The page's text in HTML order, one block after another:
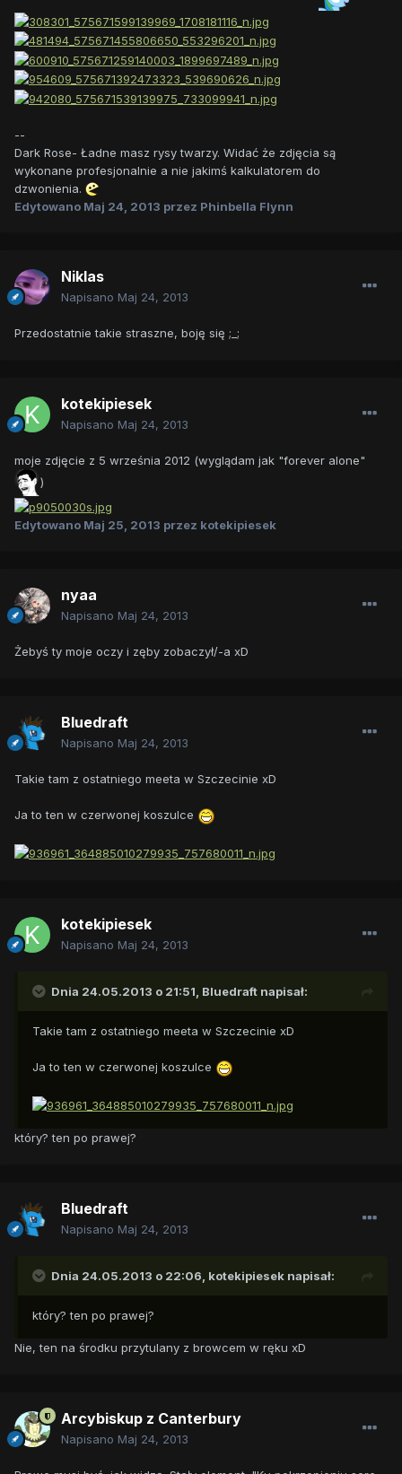
--
Dark Rose- Ładne masz rysy twarzy. Widać że zdjęcia są
wykonane profesjonalnie a nie jakimś kalkulatorem do
dzwonienia.
Edytowano Maj 24, 2013 przez Phinbella Flynn
Niklas
Napisano Maj 24, 2013
Przedostatnie takie straszne, boję się ;_;
kotekipiesek
Napisano Maj 24, 2013
moje zdjęcie z 5 września 2012 (wyglądam jak "forever alone"
)
Edytowano Maj 25, 2013 przez kotekipiesek
nyaa
Napisano Maj 24, 2013
Żebyś ty moje oczy i zęby zobaczył/-a xD
Bluedraft
Napisano Maj 24, 2013
Takie tam z ostatniego meeta w Szczecinie xD
Ja to ten w czerwonej koszulce
kotekipiesek
Napisano Maj 24, 2013
Dnia 24.05.2013 o 21:51, Bluedraft napisał:
Takie tam z ostatniego meeta w Szczecinie xD
Ja to ten w czerwonej koszulce
który? ten po prawej?
Bluedraft
Napisano Maj 24, 2013
Dnia 24.05.2013 o 22:06, kotekipiesek napisał:
który? ten po prawej?
Nie, ten na środku przytulany z browcem w ręku xD
Arcybiskup z Canterbury
Napisano Maj 24, 2013